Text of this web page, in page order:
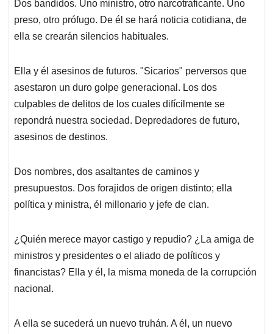
Dos bandidos. Uno ministro, otro narcotraficante. Uno
preso, otro prófugo. De él se hará noticia cotidiana, de
ella se crearán silencios habituales.
Ella y él asesinos de futuros. "Sicarios" perversos que
asestaron un duro golpe generacional. Los dos
culpables de delitos de los cuales difícilmente se
repondrá nuestra sociedad. Depredadores de futuro,
asesinos de destinos.
Dos nombres, dos asaltantes de caminos y
presupuestos. Dos forajidos de origen distinto; ella
política y ministra, él millonario y jefe de clan.
¿Quién merece mayor castigo y repudio? ¿La amiga de
ministros y presidentes o el aliado de políticos y
financistas? Ella y él, la misma moneda de la corrupción
nacional.
A ella se sucederá un nuevo truhán. A él, un nuevo